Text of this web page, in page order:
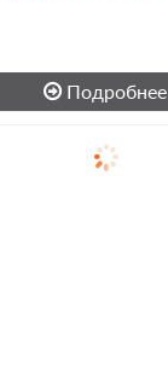
Подробнее